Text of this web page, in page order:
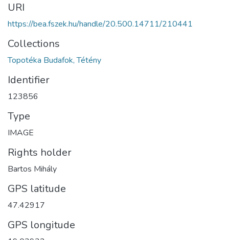
URI
https://bea.fszek.hu/handle/20.500.14711/210441
Collections
Topotéka Budafok, Tétény
Identifier
123856
Type
IMAGE
Rights holder
Bartos Mihály
GPS latitude
47.42917
GPS longitude